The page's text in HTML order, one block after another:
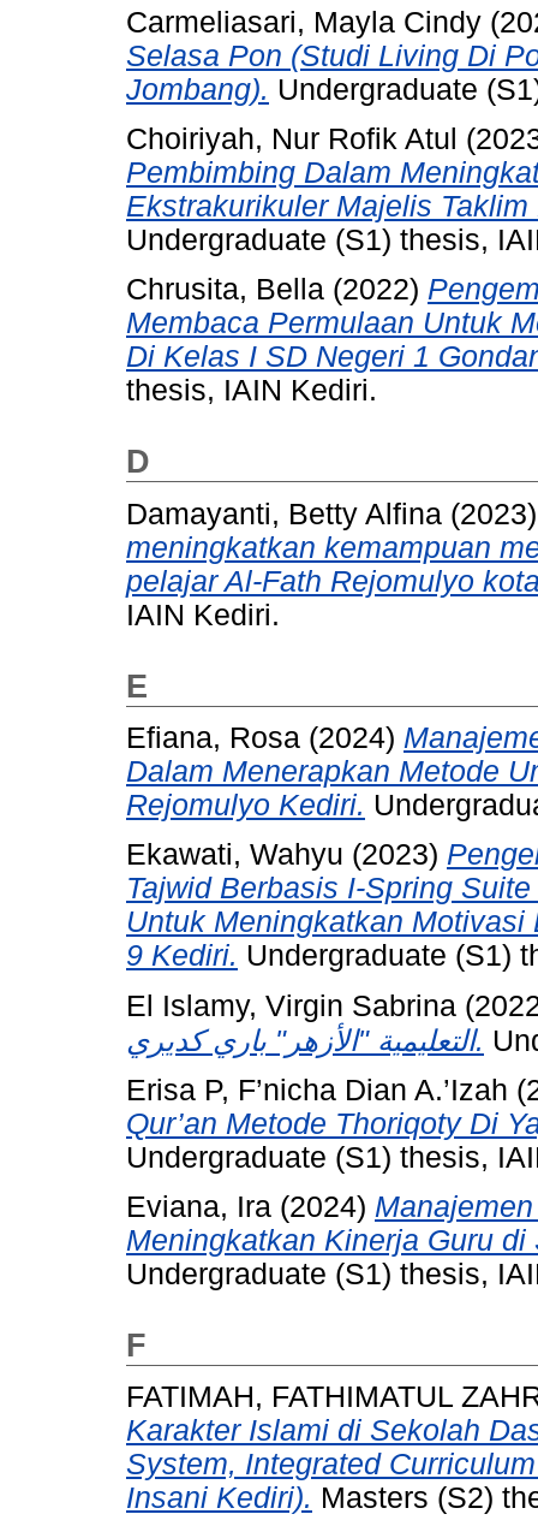
Carmeliasari, Mayla Cindy
Selasa Pon (Studi Living Di
Jombang). Undergraduate
Choiriyah, Nur Rofik Atul
Pembimbing Dalam
Ekstrakurikuler Majelis
Undergraduate (S1) thesis,
Chrusita, Bella (2022)
Membaca Permulaan Untuk
Di Kelas I SD Negeri 1
thesis, IAIN Kediri.
D
Damayanti, Betty Alfina
meningkatkan kemampuan
pelajar Al-Fath Rejomulyo
IAIN Kediri.
E
Efiana, Rosa (2024)
Dalam Menerapkan Metode
Rejomulyo Kediri.
Ekawati, Wahyu (2023)
Tajwid Berbasis I-Spring
Untuk Meningkatkan
9 Kediri. Undergraduate (S1)
El Islamy, Virgin Sabrina
التعليمية "الأزهر" باري كديري.
Erisa P, F’nicha Dian A.’Izah
Qur’an Metode Thoriqoty Di
Undergraduate (S1) thesis,
Eviana, Ira (2024)
Meningkatkan Kinerja Guru
Undergraduate (S1) thesis,
F
FATIMAH, FATHIMATUL
Karakter Islami di Sekolah
System, Integrated
Insani Kediri). Masters (S2)